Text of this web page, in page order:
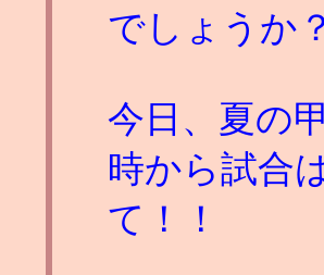
でしょうか？
今日、夏の
時から試合
て！！